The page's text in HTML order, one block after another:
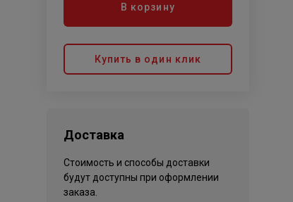
В корзину
Купить в один клик
Доставка
Стоимость и способы доставки
будут доступны при оформлении
заказа.